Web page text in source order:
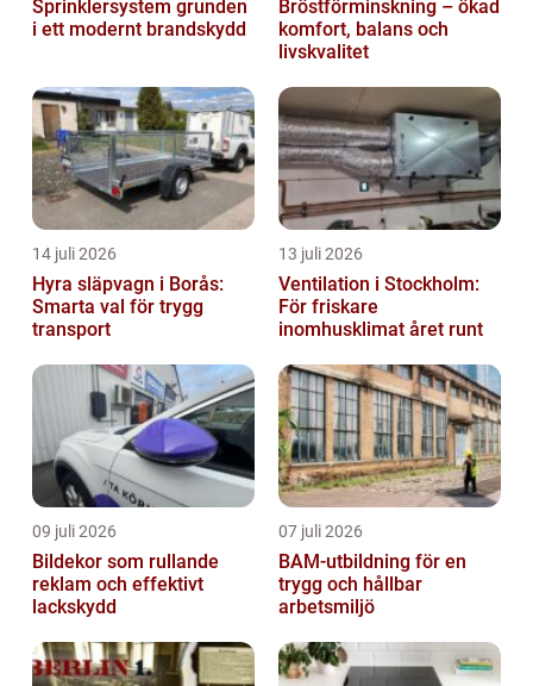
Sprinklersystem grunden
i ett modernt brandskydd
Bröstförminskning – ökad
komfort, balans och
livskvalitet
14 juli 2026
Hyra släpvagn i Borås:
Smarta val för trygg
transport
13 juli 2026
Ventilation i Stockholm:
För friskare
inomhusklimat året runt
09 juli 2026
Bildekor som rullande
reklam och effektivt
lackskydd
07 juli 2026
BAM-utbildning för en
trygg och hållbar
arbetsmiljö